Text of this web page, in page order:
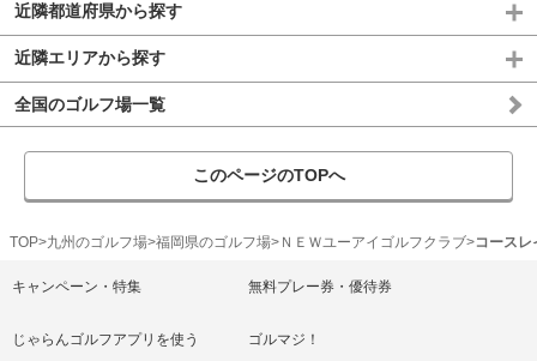
近隣都道府県から探す
近隣エリアから探す
全国のゴルフ場一覧
このページのTOPへ
TOP 九州のゴルフ場 福岡県のゴルフ場 ＮＥＷユーアイゴルフクラブ コースレ
キャンペーン・特集 無料プレー券・優待券
じゃらんゴルフアプリを使う ゴルマジ！